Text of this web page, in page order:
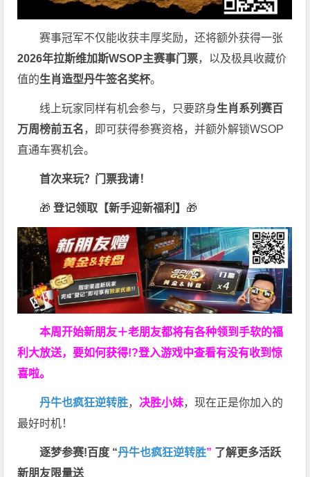
赛事冠军不仅能收获丰厚奖励，还将额外获得一张
2026年拉斯维加斯WSOP主赛事门票，以及极具收藏价
值的生肖造型丹牛签名奖杯。
线上玩家同样有机会参与，只要跻身生肖系列赛百
万周榜前五名，即可获得参赛资格，并额外解锁WSOP
直通车赛机会。
首次来玩？门票我请！
🎁 登记领取【新手迎新福利】 🎁
本周开始新朋友＋老朋友都将有各种领到手软的福
利大放送，要如何获得!?登入游戏中查看有没有收到惊
喜啦。
丹牛也疯狂逆转胜， 决胜小妹，现在正是你加入的
最好时机！
逐梦参赛!百度 “丹牛也疯狂逆转胜” 了解更多活跃
新朋友限量送